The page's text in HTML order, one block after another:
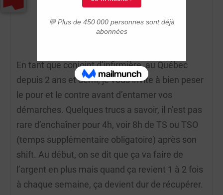
Ronan
En tant que conjoint d’infirmière, au Québec
depuis 2 ans et demi, je vous invite à bien peser
le pour et le contre avant d’entamer vos
démarches. Quelques trucs a savoir, il n’est pas
rare d’enchaîner pour 4h, voir 8h de TS ou TSO
(temps supplémentaire obligatoire) après son
shift. Au début, on se dit que ça va faire de
l’argent en plus mais quand ça revient 1 à 2 fois
à chaque semaine, ça devient dur de récupérer.